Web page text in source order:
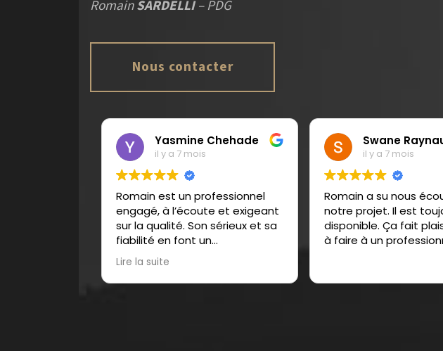
RomainSARDELLI– PDG
Nous contacter
Yasmine Chehade
il y a 7 mois
Romain est un professionnel
engagé, à l’écoute et exigeant
sur la qualité. Son sérieux et sa
fiabilité en font un
collaborateur de confiance.
Lire la suite
Swane Raynaud
il y a 7 mois
Romain a su nous écouter dans
notre projet. Il est toujours
disponible. Ça fait plaisir d'avoir
à faire à un professionnel